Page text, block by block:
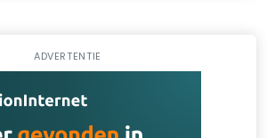
ADVERTENTIE